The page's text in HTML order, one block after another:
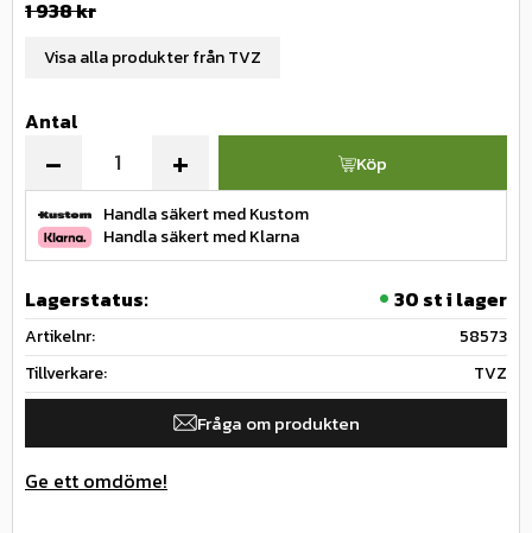
Ordinarie pris:
1 938kr
Antal
+
- Köp
Handla säkert med Kustom
Handla säkert med Klarna
Lagerstatus 30 st i lager
Artikelnr
58573
Tillverkare
TVZ
Fråga om produkten
Visa alla produkter från TVZ
Ge ett omdöme!